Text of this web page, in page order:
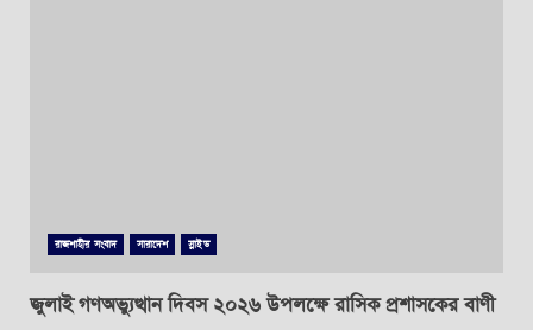
রাজশাহীর সংবাদ সারাদেশ স্লাইড
জুলাই গণঅভ্যুত্থান দিবস ২০২৬ উপলক্ষে রাসিক প্রশাসকের বাণী